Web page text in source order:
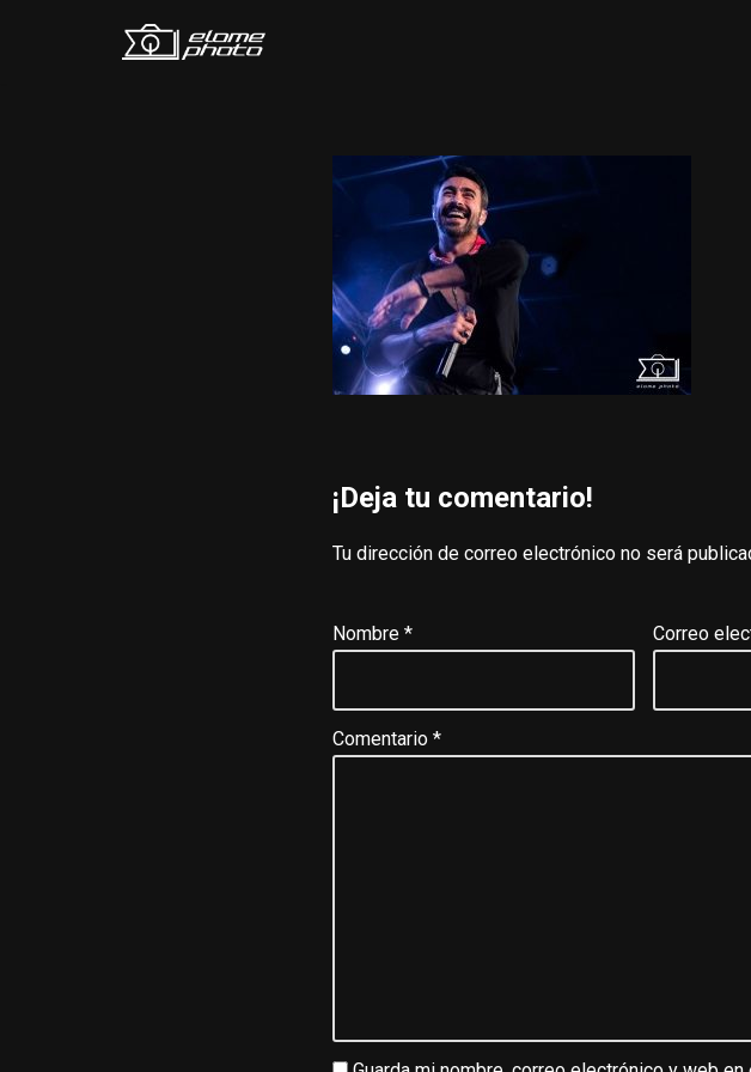
¡Deja tu comentario!
Tu dirección de correo electrónico no será
Nombre * Correo
Comentario *